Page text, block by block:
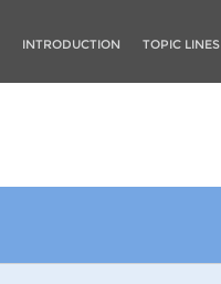
INTRODUCTION TOPIC LINES